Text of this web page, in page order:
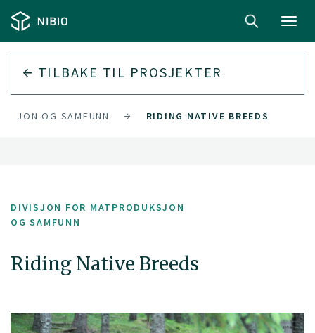
TILBAKE TIL PROSJEKTER
OG SAMFUNN RIDING NATIVE BREEDS
DIVISJON FOR MATPRODUKSJON
OG SAMFUNN
Riding Native Breeds